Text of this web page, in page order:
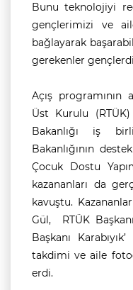
Bunu teknolojiyi
gençlerimizi ve
bağlayarak
gerekenler
Açış programının
Üst Kurulu
Bakanlığı iş
Bakanlığının
Çocuk Dostu
kazananları da
kavuştu.
Gül, RTÜK
Başkanı
takdimi ve aile
erdi.